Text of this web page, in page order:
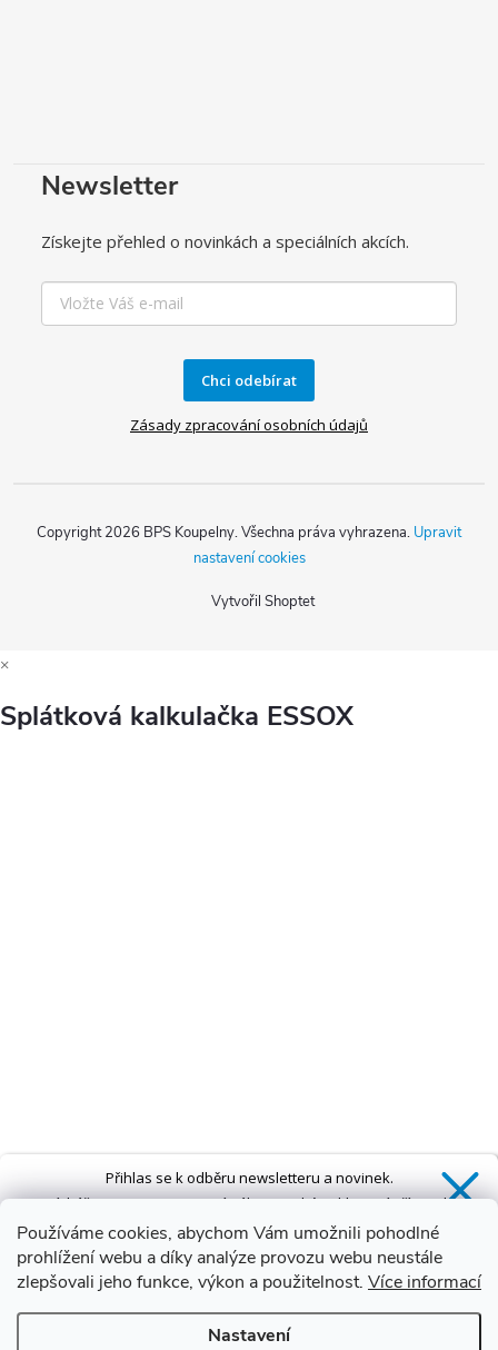
Používáme cookies, abychom Vám umožnili pohodlné
prohlížení webu a díky analýze provozu webu neustále
zlepšovali jeho funkce, výkon a použitelnost. Více informací
Nastavení
Newsletter
Získejte přehled o novinkách a speciálních akcích.
Chci odebírat
Zásady zpracování osobních údajů
Vytvořil Shoptet
Copyright 2026 BPS Koupelny. Všechna práva vyhrazena. Upravit
nastavení cookies
×
Splátková kalkulačka ESSOX
Přihlas se k odběru newsletteru a novinek.
ZískášSLEVU 5 %na první nákup a také exkluzivní přístup k
novinkám, slevám a dalším speciálním nabídkám.*
Ano, chci se přihlásit